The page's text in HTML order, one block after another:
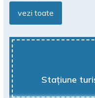
vezi toate
Stațiune